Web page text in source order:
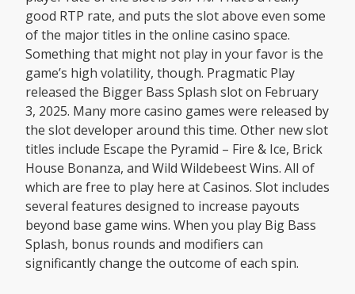
good RTP rate, and puts the slot above even some
of the major titles in the online casino space.
Something that might not play in your favor is the
game’s high volatility, though. Pragmatic Play
released the Bigger Bass Splash slot on February
3, 2025. Many more casino games were released by
the slot developer around this time. Other new slot
titles include Escape the Pyramid – Fire & Ice, Brick
House Bonanza, and Wild Wildebeest Wins. All of
which are free to play here at Casinos. Slot includes
several features designed to increase payouts
beyond base game wins. When you play Big Bass
Splash, bonus rounds and modifiers can
significantly change the outcome of each spin.